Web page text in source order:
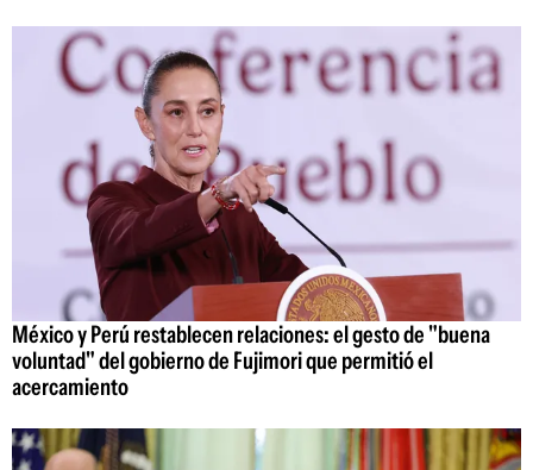
México y Perú restablecen relaciones: el gesto de "buena
voluntad" del gobierno de Fujimori que permitió el
acercamiento